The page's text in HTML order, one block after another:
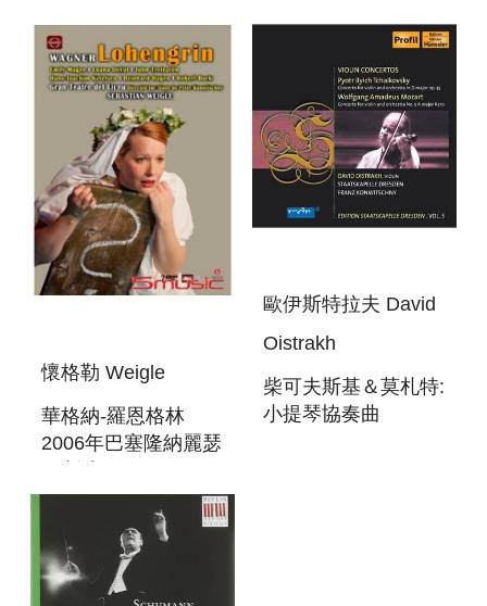
BEETHOVEN,THE
COMPLETESYMPHONIES
BEETHOVEN:
SYMPHONY NO.4 &
MOZART: PIANO
CONCERTO KV488
懷格勒 Weigle
華格納-羅恩格林
2006年巴塞隆納麗瑟
LOHENGRIN GRAN
TEATRE DEL
LICEU/(2DVD)
歐伊斯特拉夫 David
Oistrakh
柴可夫斯基＆莫札特:
小提琴協奏曲